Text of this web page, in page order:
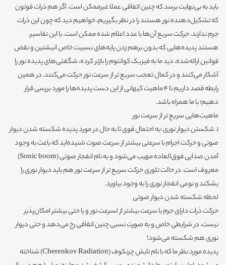
باید به بی‌نهایت برسد که چنین اتفاقی عملا غیرممکن است. اگر هم ذرات فوتون
که تشکیل‌دهنده نور هستند را در نظر بگیریم، خواهیم دید که چون این ذرات
جرم ندارند، حرکت سریع آن‌ها با عدد اعلام شده ممکن است. با این تفاسیر،
هستند پدیده‌هایی که بدون برهم زدن پایه‌های نسبیت خاص انیشتین و نقض
قوانین ارائه‌شده، دید ما به فیزیک کوانتوم را بازتر کرده، شگفتی‌های پدیده نور را
آشکار می‌کنند و در کمال تعجب سریع تر از سرعت نور حرکت می‌کنند. در همین
رابطه قصد داریم تا 4 ماهیت کیهانی از این دست پدیده‌ها را مورد بررسی قرار
دهیم؛ با ما همراه باشد.
ماهیت‌هایی سریع تر از سرعت نور
1. شکستن دیوار نوری :به احتمال قوی تا به حال در مورد پدیده شکسته شدن دیوار
صوتی و حرکت اجرام با سرعتی بیشتر از سرعت صوت شنیده‌اید که باعث به وجود
آمدن صدایی فوق‌العاده مهیب می‌شود و به نام انفجار صوتی (Sonic boom)
معروف است. در حالت تئوری حرکت سریع تر از سرعت نور هم باید دیوار نوری را
بشکند و نوعی انفجار نوری را به وجود بیاورد.
لحظه شکسته شدن دیوار صوتی
حرکت ذرات دارای جرم با سرعت بیشتر از لسرعت نور و یا حتی بیشتر امکان‌پذیر
نیست، در شرایطی خاص و به صورت نسبی چنین اتفاقی رخ می‌دهد و حتی دیوار
نوری هم شکسته می‌شود!
پدیده مورد نظر ما که با نام تابش چرنکوف (Cherenkov Radiation) شناخته